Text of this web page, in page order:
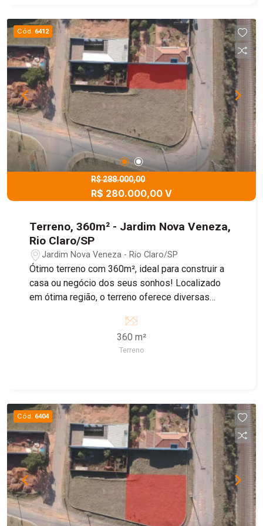
Cód. 6412
R$ 288.000,00
R$ 280.000,00 V
Terreno, 360m² - Jardim Nova Veneza,
Rio Claro/SP
Jardim Nova Veneza - Rio Claro/SP
Ótimo terreno com 360m², ideal para construir a
casa ou negócio dos seus sonhos! Localizado
em ótima região, o terreno oferece diversas
imóvel residencial ou comercial. Não perca essa
oportunidade, entre em contato conosco e
360 m²
Terreno
Cód. 6404